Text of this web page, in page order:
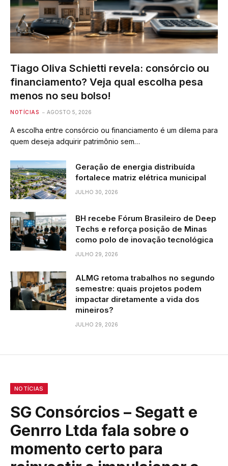
Tiago Oliva Schietti revela: consórcio ou
financiamento? Veja qual escolha pesa
menos no seu bolso!
NOTÍCIAS AGOSTO 5, 2026
A escolha entre consórcio ou financiamento é um dilema para
quem deseja adquirir patrimônio sem…
Geração de energia distribuída
fortalece matriz elétrica municipal
JULHO 30, 2026
BH recebe Fórum Brasileiro de Deep
Techs e reforça posição de Minas
como polo de inovação tecnológica
JULHO 29, 2026
ALMG retoma trabalhos no segundo
semestre: quais projetos podem
impactar diretamente a vida dos
mineiros?
JULHO 29, 2026
NOTÍCIAS
SG Consórcios – Segatt e
Genrro Ltda fala sobre o
momento certo para